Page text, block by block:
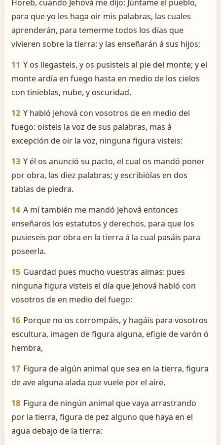
Horeb, cuando Jehová me dijo: Júntame el pueblo,
para que yo les haga oir mis palabras, las cuales
aprenderán, para temerme todos los días que
vivieren sobre la tierra: y las enseñarán á sus hijos;
11 Y os llegasteis, y os pusisteis al pie del monte; y el
monte ardía en fuego hasta en medio de los cielos
con tinieblas, nube, y oscuridad.
12 Y habló Jehová con vosotros de en medio del
fuego: oisteis la voz de sus palabras, mas á
excepción de oir la voz, ninguna figura visteis:
13 Y él os anunció su pacto, el cual os mandó poner
por obra, las diez palabras; y escribiólas en dos
tablas de piedra.
14 A mí también me mandó Jehová entonces
enseñaros los estatutos y derechos, para que los
pusieseis por obra en la tierra á la cual pasáis para
poseerla.
15 Guardad pues mucho vuestras almas: pues
ninguna figura visteis el día que Jehová habló con
vosotros de en medio del fuego:
16 Porque no os corrompáis, y hagáis para vosotros
escultura, imagen de figura alguna, efigie de varón ó
hembra,
17 Figura de algún animal que sea en la tierra, figura
de ave alguna alada que vuele por el aire,
18 Figura de ningún animal que vaya arrastrando
por la tierra, figura de pez alguno que haya en el
agua debajo de la tierra: